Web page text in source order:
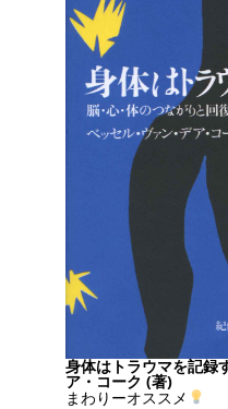
身体はトラウマを記録
ア・コーク (著)
まわりーオススメ